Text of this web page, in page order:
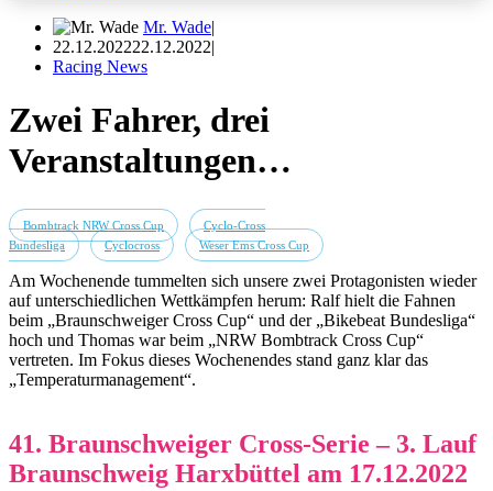
Mr. Wade
22.12.202222.12.2022
Racing News
Zwei Fahrer, drei
Veranstaltungen…
Bombtrack NRW Cross Cup
Cyclo-Cross
Bundesliga
Cyclocross Weser Ems Cross Cup
Am Wochenende tummelten sich unsere zwei Protagonisten wieder
auf unterschiedlichen Wettkämpfen herum: Ralf hielt die Fahnen
beim „Braunschweiger Cross Cup“ und der „Bikebeat Bundesliga“
hoch und Thomas war beim „NRW Bombtrack Cross Cup“
vertreten. Im Fokus dieses Wochenendes stand ganz klar das
„Temperaturmanagement“.
41. Braunschweiger Cross-Serie – 3. Lauf
Braunschweig Harxbüttel am 17.12.2022